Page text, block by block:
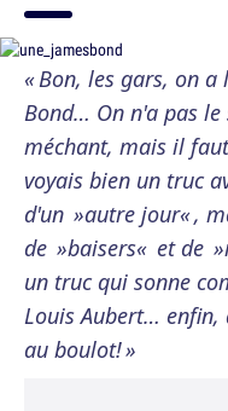
« Bon, les gars, on
Bond… On n'a pas
méchant, mais il
voyais bien un truc
d'un »autre jour« ,
de »baisers« et de
un truc qui sonne
Louis Aubert… enfin,
au boulot! »